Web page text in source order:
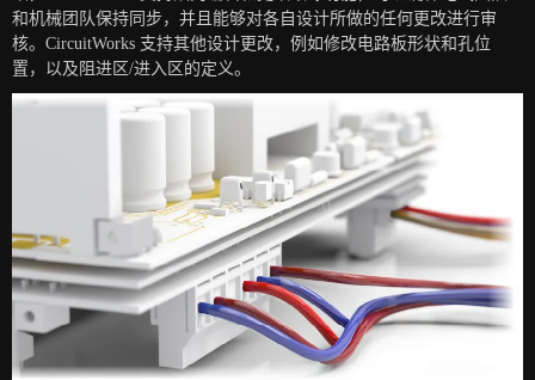
和机械团队保持同步，并且能够对各自设计所做的任何更改进行审
核。CircuitWorks 支持其他设计更改，例如修改电路板形状和孔位
置，以及阻进区/进入区的定义。